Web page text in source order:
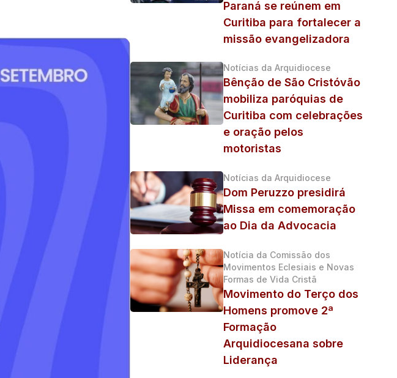
Paraná se reúnem em
Curitiba para fortalecer a
missão evangelizadora
Notícias da Arquidiocese
Bênção de São Cristóvão
mobiliza paróquias de
Curitiba com celebrações
e oração pelos
motoristas
Notícias da Arquidiocese
Dom Peruzzo presidirá
Missa em comemoração
ao Dia da Advocacia
Notícia da Comissão dos
Movimentos Eclesiais e Novas
Formas de Vida Cristã
Movimento do Terço dos
Homens promove 2ª
Formação
Arquidiocesana sobre
Liderança